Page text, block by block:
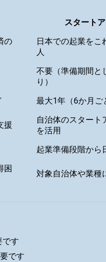
スタート
の
日本での起業をこ
人
不要（準備期間と
り）
最大1年（6か月ご
援
自治体のスタート
を活用
起業準備段階から
困
対象自治体や業種
です
です